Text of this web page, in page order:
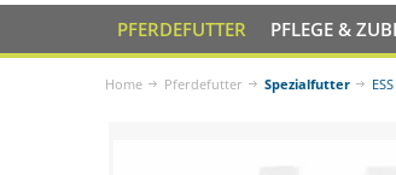
PFERDEFUTTER PFLEGE &
Home Pferdefutter Spezialfutter